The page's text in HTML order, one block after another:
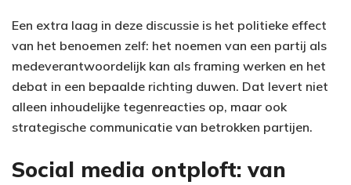
Een extra laag in deze discussie is het politieke effect
van het benoemen zelf: het noemen van een partij als
medeverantwoordelijk kan als framing werken en het
debat in een bepaalde richting duwen. Dat levert niet
alleen inhoudelijke tegenreacties op, maar ook
strategische communicatie van betrokken partijen.
Social media ontploft: van